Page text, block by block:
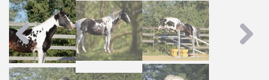
Previous